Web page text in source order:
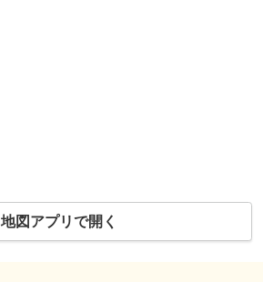
地図アプリで開く